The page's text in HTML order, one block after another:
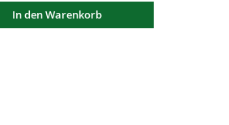
In den Warenkorb